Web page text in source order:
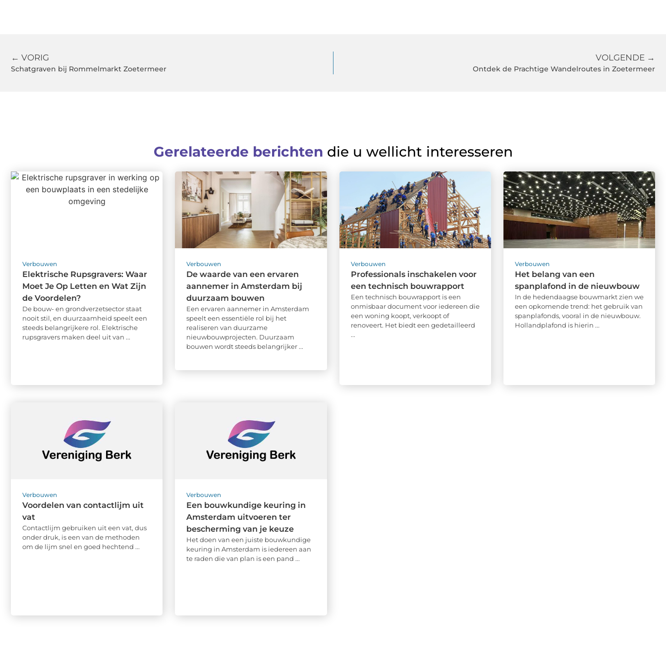
← VORIG
Schatgraven bij Rommelmarkt Zoetermeer
VOLGENDE →
Ontdek de Prachtige Wandelroutes in Zoetermeer
Gerelateerde berichten die u wellicht interesseren
Verbouwen
Elektrische Rupsgravers: Waar
Moet Je Op Letten en Wat Zijn
de Voordelen?
De bouw- en grondverzetsector staat
nooit stil, en duurzaamheid speelt een
steeds belangrijkere rol. Elektrische
rupsgravers maken deel uit van ...
Verbouwen
De waarde van een ervaren
aannemer in Amsterdam bij
duurzaam bouwen
Een ervaren aannemer in Amsterdam
speelt een essentiële rol bij het
realiseren van duurzame
nieuwbouwprojecten. Duurzaam
bouwen wordt steeds belangrijker ...
Verbouwen
Professionals inschakelen voor
een technisch bouwrapport
Een technisch bouwrapport is een
onmisbaar document voor iedereen die
een woning koopt, verkoopt of
renoveert. Het biedt een gedetailleerd
...
Verbouwen
Het belang van een
spanplafond in de nieuwbouw
In de hedendaagse bouwmarkt zien we
een opkomende trend: het gebruik van
spanplafonds, vooral in de nieuwbouw.
Hollandplafond is hierin ...
Verbouwen
Voordelen van contactlijm uit
vat
Contactlijm gebruiken uit een vat, dus
onder druk, is een van de methoden
om de lijm snel en goed hechtend ...
Verbouwen
Een bouwkundige keuring in
Amsterdam uitvoeren ter
bescherming van je keuze
Het doen van een juiste bouwkundige
keuring in Amsterdam is iedereen aan
te raden die van plan is een pand ...